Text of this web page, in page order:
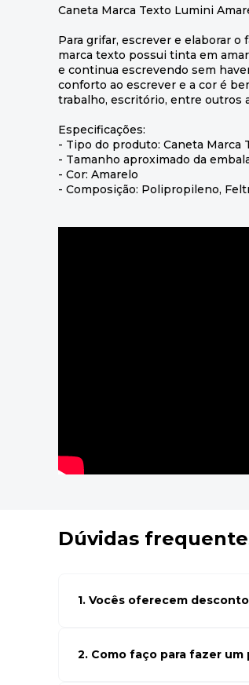
Caneta Marca Texto Lumini
Para grifar, escrever e elaborar
marca texto possui tinta em
e continua escrevendo sem
conforto ao escrever e a cor é
trabalho, escritório, entre outros
Especificações:
- Tipo do produto: Caneta Marca
- Tamanho aproximado da
- Cor: Amarelo
- Composição: Polipropileno,
Dúvidas
1. Vocês oferecem
de negócio
2. Como faço para fazer